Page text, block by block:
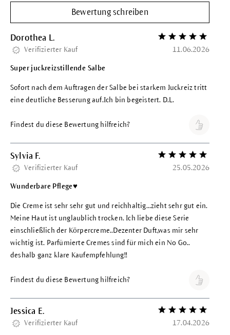
Bewertung schreiben
Dorothea L. Bewertung mit 5
Verifizierter Kauf 11.06.2026
Super juckreizstillende Salbe
Sofort nach dem Auftragen der Salbe bei starkem Juckreiz tritt
eine deutliche Besserung auf.Ich bin begeistert. D.L.
Findest du diese Bewertung hilfreich?
Sylvia F. Bewertung mit 5
Verifizierter Kauf 25.05.2026
Wunderbare Pflege♥️
Die Creme ist sehr sehr gut und reichhaltig…zieht sehr gut ein.
Meine Haut ist unglaublich trocken. Ich liebe diese Serie
einschließlich der Körpercreme..Dezenter Duft,was mir sehr
wichtig ist. Parfümierte Cremes sind für mich ein No Go..
deshalb ganz klare Kaufempfehlung!!
Findest du diese Bewertung hilfreich?
Jessica E. Bewertung mit 5
Verifizierter Kauf 17.04.2026